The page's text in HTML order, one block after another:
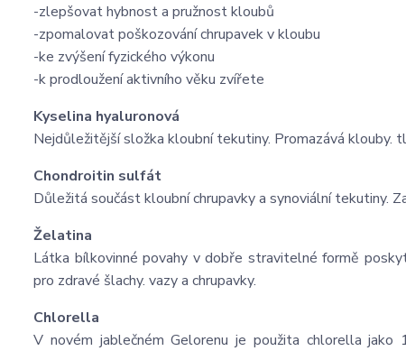
-zlepšovat hybnost a pružnost kloubů
-zpomalovat poškozování chrupavek v kloubu
-ke zvýšení fyzického výkonu
-k prodloužení aktivního věku zvířete
Kyselina hyaluronová
Nejdůležitější složka kloubní tekutiny. Promazává klouby.
Chondroitin sulfát
Důležitá součást kloubní chrupavky a synoviální tekutiny.
Želatina
Látka bílkovinné povahy v dobře stravitelné formě
pro zdravé šlachy. vazy a chrupavky.
Chlorella
V novém jablečném Gelorenu je použita chlorella jako